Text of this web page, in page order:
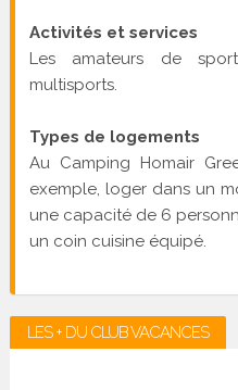
Activités et services
Les amateurs de
multisports.
Types de logements
Au Camping Homair
exemple, loger dans un
une capacité de 6
un coin cuisine équipé.
LES + DU CLUB VACANCES